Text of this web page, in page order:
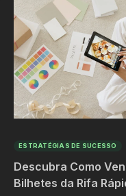
ESTRATÉGIAS DE SUCESSO
Descubra Como
Bilhetes da Rifa